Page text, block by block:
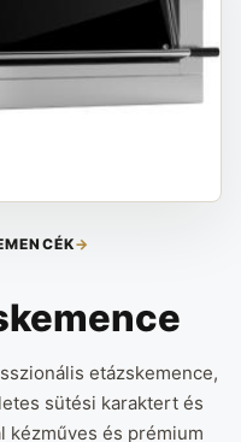
→
etázskemence,
sütési karaktert és
kézműves és prémium